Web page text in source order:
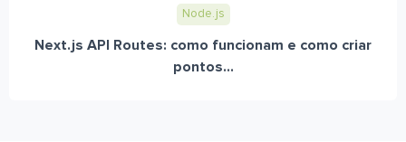
Node.js
Next.js API Routes: como funcionam e como criar
pontos...